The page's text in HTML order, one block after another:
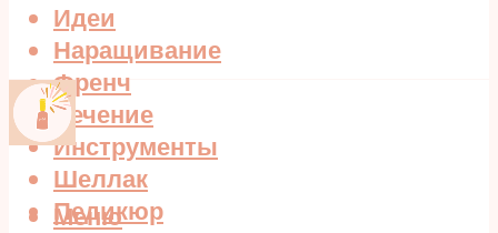
Идеи
Наращивание
Френч
Лечение
Инструменты
Шеллак
Педикюр
Меню